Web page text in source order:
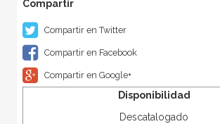
Compartir en Twitter
Compartir en Facebook
Compartir en Google+
Disponibilidad
Descatalogado